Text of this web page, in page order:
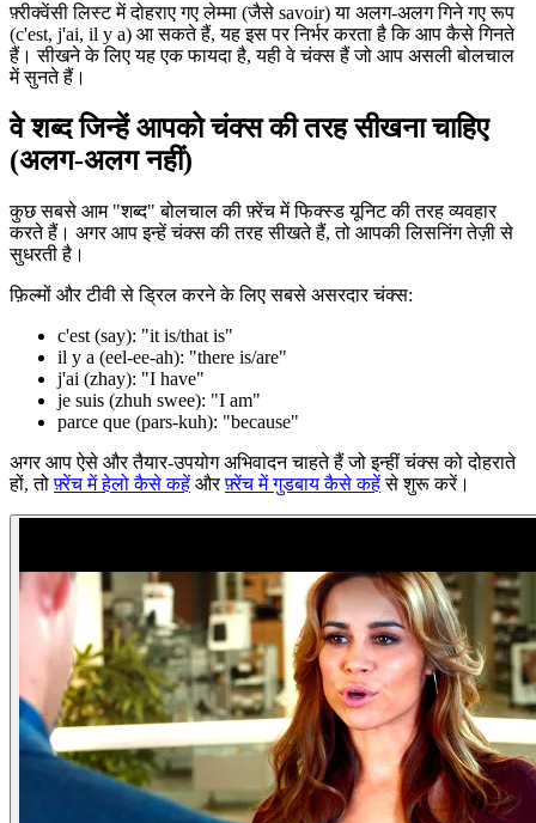
फ़्रीक्वेंसी लिस्ट में दोहराए गए लेम्मा (जैसे savoir) या अलग-अलग गिने गए रूप
(c'est, j'ai, il y a) आ सकते हैं, यह इस पर निर्भर करता है कि आप कैसे गिनते
हैं। सीखने के लिए यह एक फायदा है, यही वे चंक्स हैं जो आप असली बोलचाल
में सुनते हैं।
वे शब्द जिन्हें आपको चंक्स की तरह सीखना चाहिए
(अलग-अलग नहीं)
कुछ सबसे आम "शब्द" बोलचाल की फ़्रेंच में फिक्स्ड यूनिट की तरह व्यवहार
करते हैं। अगर आप इन्हें चंक्स की तरह सीखते हैं, तो आपकी लिसनिंग तेज़ी से
सुधरती है।
फ़िल्मों और टीवी से ड्रिल करने के लिए सबसे असरदार चंक्स:
c'est (say): "it is/that is"
il y a (eel-ee-ah): "there is/are"
j'ai (zhay): "I have"
je suis (zhuh swee): "I am"
parce que (pars-kuh): "because"
अगर आप ऐसे और तैयार-उपयोग अभिवादन चाहते हैं जो इन्हीं चंक्स को दोहराते
हों, तोफ़्रेंच में हेलो कैसे कहें औरफ़्रेंच में गुडबाय कैसे कहेंसे शुरू करें।